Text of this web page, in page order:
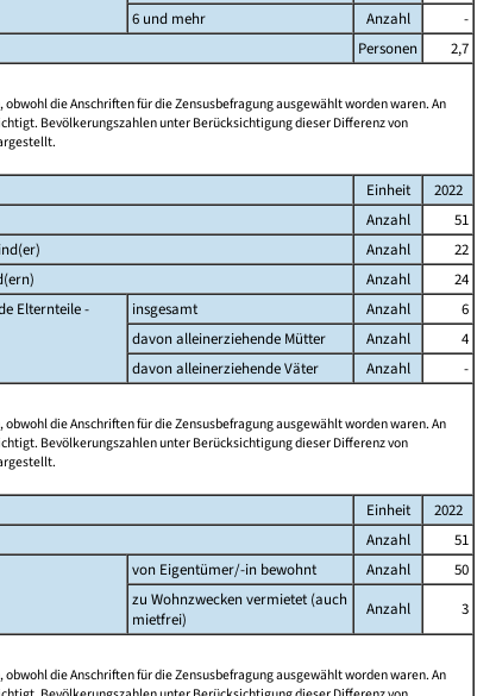
6 und mehr
Anzahl
-
Personen
2,7
die Anschriften für die Zensusbefragung ausgewählt worden waren. An
Bevölkerungszahlen unter Berücksichtigung dieser Differenz von
Einheit
2022
Anzahl
51
Anzahl
22
Anzahl
24
Elternteile -
insgesamt Anzahl
6
davon alleinerziehende Mütter
Anzahl
4
davon alleinerziehende Väter
Anzahl
-
die Anschriften für die Zensusbefragung ausgewählt worden waren. An
Bevölkerungszahlen unter Berücksichtigung dieser Differenz von
Einheit
2022
Anzahl
51
von Eigentümer/-in bewohnt Anzahl
50
zu Wohnzwecken vermietet (auch
mietfrei)
Anzahl
3
die Anschriften für die Zensusbefragung ausgewählt worden waren. An